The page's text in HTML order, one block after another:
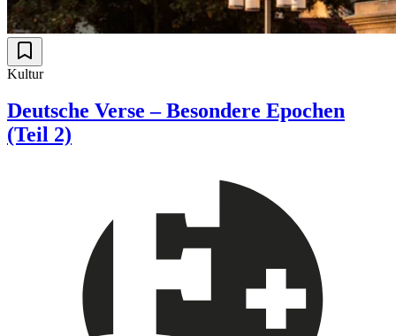
Kultur
Deutsche Verse – Besondere Epochen
(Teil 2)